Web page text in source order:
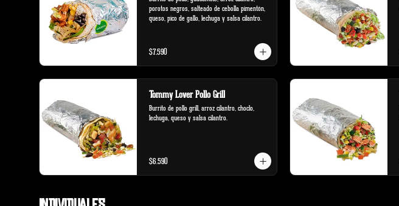
porotos negros, salteado de cebolla pimentón,
queso, pico de gallo, lechuga y salsa cilantro.
$7.590
Tommy Lover Pollo Grill
Burrito de pollo grill, arroz cilantro, choclo,
lechuga, queso y salsa cilantro.
$6.590